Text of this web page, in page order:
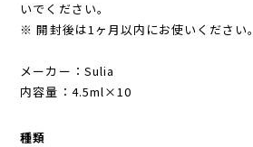
いでください。
※ 開封後は1ヶ月以内にお使いください。
メーカー：Sulia
内容量：4.5ml×10
種類